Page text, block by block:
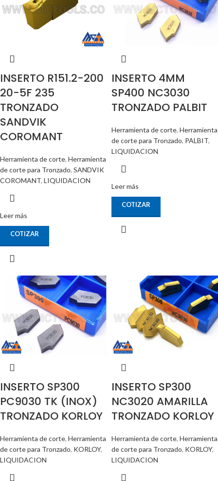
INSERTO R151.2-200
20-5F 235
TRONZADO
SANDVIK
COROMANT
Herramienta de corte, Herramienta
de corte para Tronzado, SANDVIK
COROMANT, LIQUIDACION
Leer más
COTIZAR
INSERTO 4MM
SP400 NC3030
TRONZADO PALBIT
Herramienta de corte, Herramienta
de corte para Tronzado, PALBIT,
LIQUIDACION
Leer más
COTIZAR
INSERTO SP300
PC9030 TK (INOX)
TRONZADO KORLOY
Herramienta de corte, Herramienta
de corte para Tronzado, KORLOY,
LIQUIDACION
INSERTO SP300
NC3020 AMARILLA
TRONZADO KORLOY
Herramienta de corte, Herramienta
de corte para Tronzado, KORLOY,
LIQUIDACION